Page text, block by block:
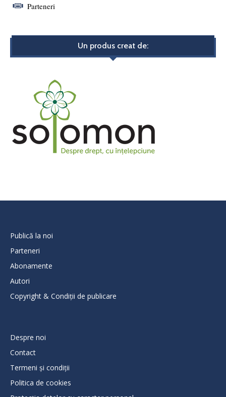
Parteneri
Un produs creat de:
Publică la noi
Parteneri
Abonamente
Autori
Copyright & Condiții de publicare
Despre noi
Contact
Termeni și condiții
Politica de cookies